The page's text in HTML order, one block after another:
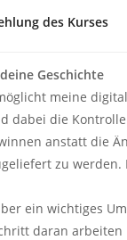
des Kurses
Geschichte
meine
dabei die
anstatt die
zu
ein wichtiges
daran